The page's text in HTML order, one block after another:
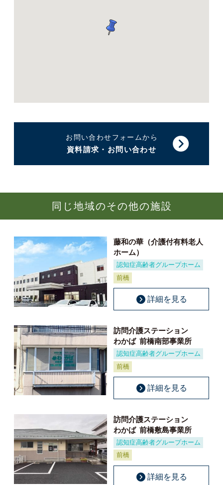
お問い合わせフォームから
資料請求・お問い合わせ
同じ地域のその他の施設
藤和の華（介護付有料老人
ホーム）
認知症高齢者グループホーム
前橋
詳細を見る
訪問介護ステーション
わかば 前橋南部事業所
認知症高齢者グループホーム
前橋
詳細を見る
訪問介護ステーション
わかば 前橋敷島事業所
認知症高齢者グループホーム
前橋
詳細を見る